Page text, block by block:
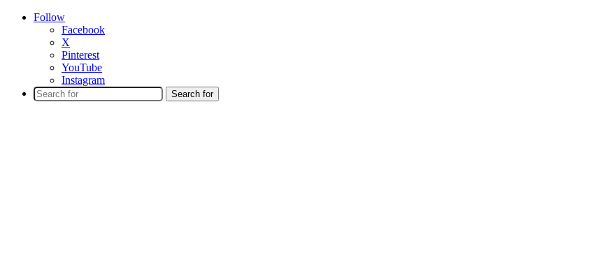
Follow
Facebook
X
Pinterest
YouTube
Instagram
Search for